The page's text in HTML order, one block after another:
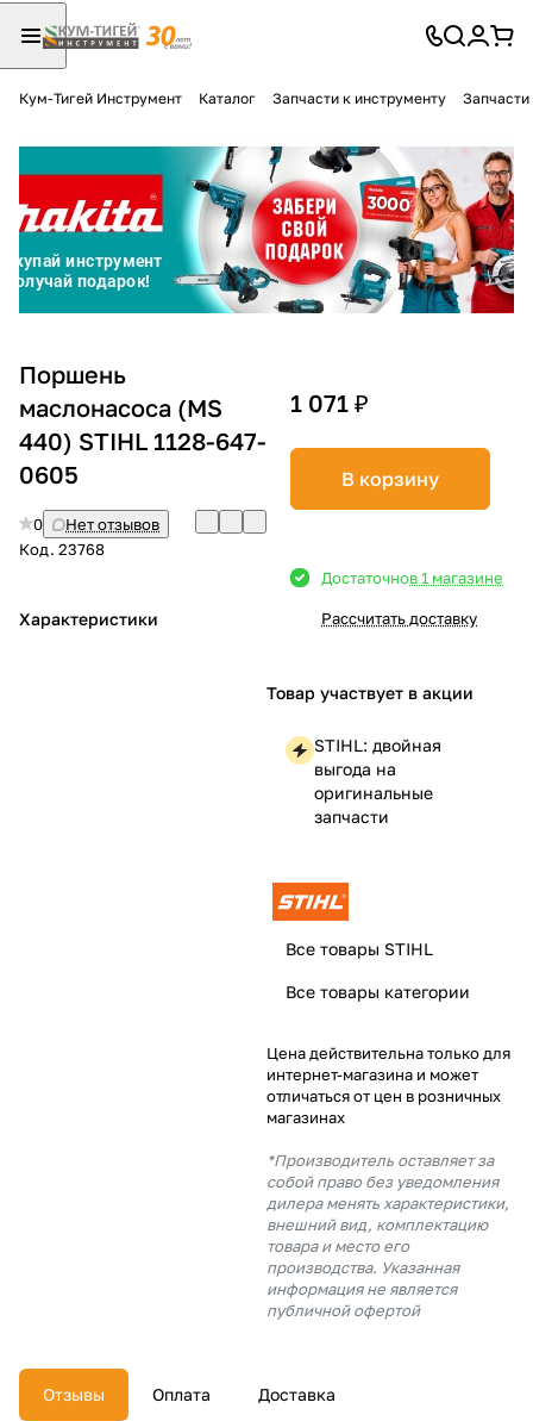
Кум-Тигей Инструмент Каталог Запчасти к инструменту Запчасти
Поршень
маслонасоса (MS
440) STIHL 1128-647-
0605
0
Нет отзывов
Код. 23768
Характеристики
1 071 ₽
В корзину
Достаточнов 1 магазине
Рассчитать доставку
Товар участвует в акции
STIHL: двойная
выгода на
оригинальные
запчасти
Все товары STIHL
Все товары категории
Цена действительна только для
интернет-магазина и может
отличаться от цен в розничных
магазинах
*Производитель оставляет за
собой право без уведомления
дилера менять характеристики,
внешний вид, комплектацию
товара и место его
производства. Указанная
информация не является
публичной офертой
Отзывы Оплата Доставка
Разбейте
оплатуна части
без переплат
График платежей
Сегодня
25%
% картой любого банка
% будут
с вашей карты
каждые 2 недели
25
раз в 2
Остались вопросы?
8 800 302-02-51
plait.ru